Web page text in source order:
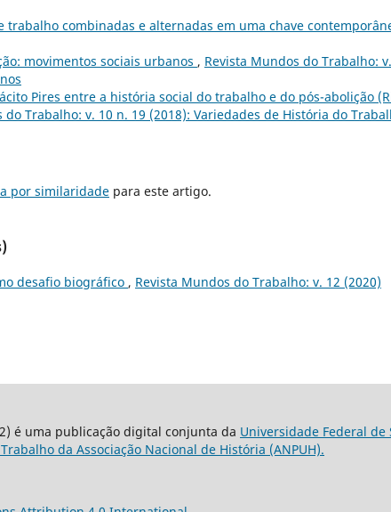
trabalho combinadas e alternadas em uma chave
movimentos sociais urbanos , Revista Mundos do Trabalho:
Pires entre a história social do trabalho e do pós-abolição
do Trabalho: v. 10 n. 19 (2018): Variedades de História do
por similaridade para este artigo.
desafio biográfico , Revista Mundos do Trabalho: v. 12 (2020)
é uma publicação digital conjunta da Universidade Federal de
da Associação Nacional de História (ANPUH).